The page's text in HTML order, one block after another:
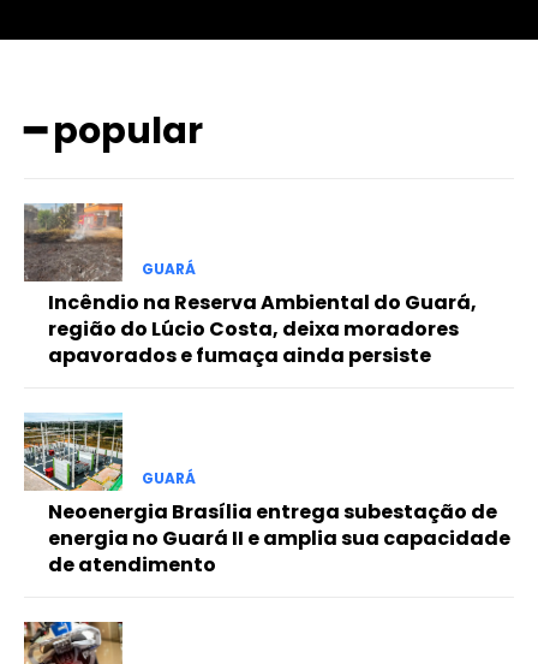
━ pricing plans
Free
Included for free:
Praesent euismod ac
Ut mollis pellentesque tortor
Nullam eu erat condimentum
Donec quis est ac felis
Orci varius natoque dolor
Pro
━ popular
GUARÁ
Incêndio na Reserva Ambiental do Guará,
região do Lúcio Costa, deixa moradores
apavorados e fumaça ainda persiste
GUARÁ
Neoenergia Brasília entrega subestação de
energia no Guará II e amplia sua capacidade
de atendimento